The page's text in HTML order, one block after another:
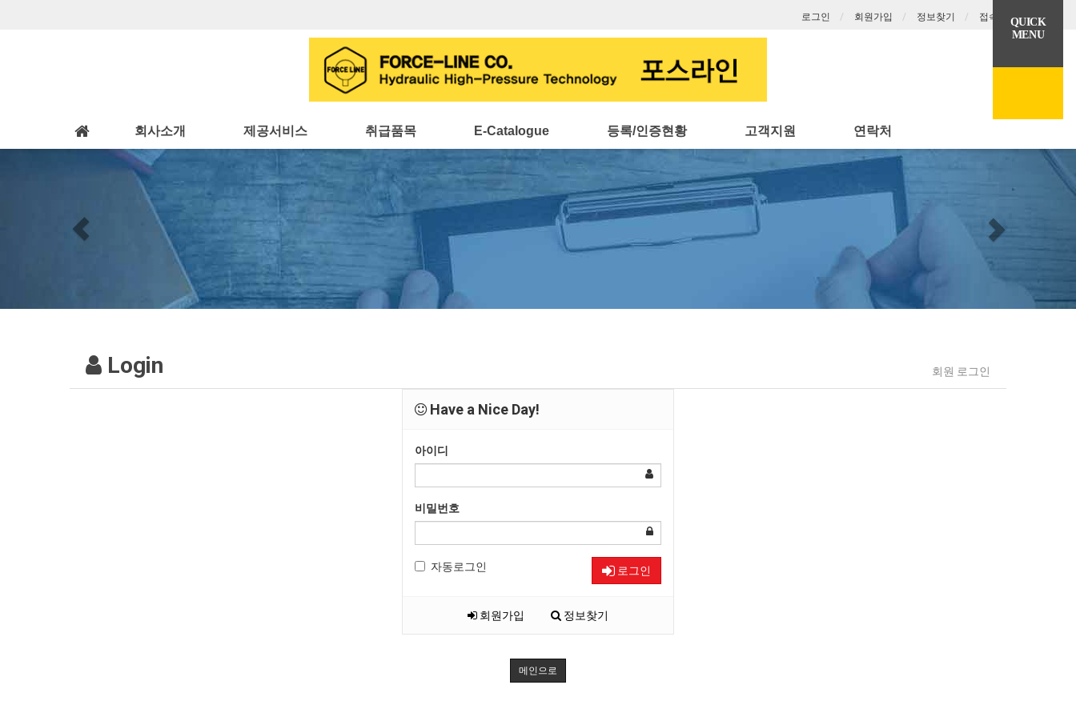
로그인 회원가입 정보찾기 접속 2
회사소개 제공서비스 취급품목 E-Catalogue 등록/인증현황 고객지원 연락처
Previous Next
Login 회원 로그인
Have a Nice Day!
아이디
비밀번호
자동로그인 로그인
회원가입 정보찾기
메인으로
QUICK
MENU